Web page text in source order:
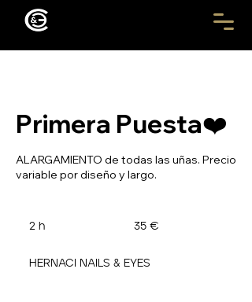
Primera Puesta❤️
ALARGAMIENTO de todas las uñas. Precio
variable por diseño y largo.
2 h
euros35 €
HERNACI NAILS & EYES